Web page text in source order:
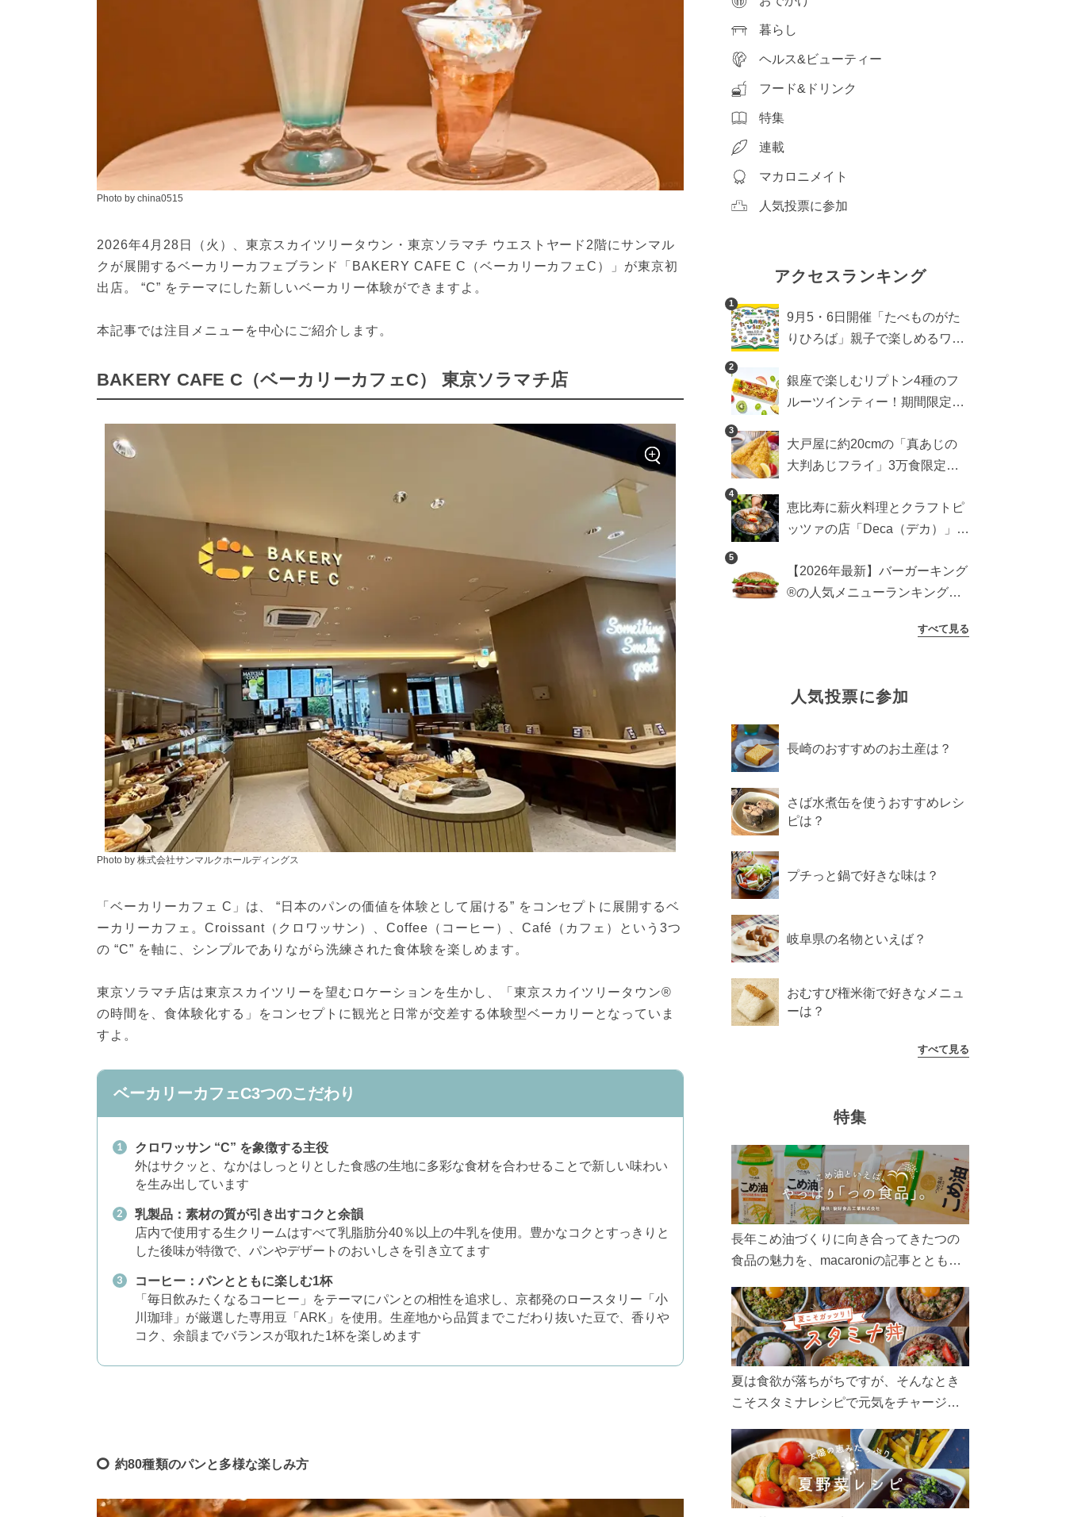
Photo by china0515
2026年4月28日（火）、東京スカイツリータウン・東京ソラマチ ウエストヤード2階にサンマル
クが展開するベーカリーカフェブランド「BAKERY CAFE C（ベーカリーカフェC）」が東京初
出店。 “C” をテーマにした新しいベーカリー体験ができますよ。
本記事では注目メニューを中心にご紹介します。
BAKERY CAFE C（ベーカリーカフェC） 東京ソラマチ店
Photo by 株式会社サンマルクホールディングス
「ベーカリーカフェ C」は、 “日本のパンの価値を体験として届ける” をコンセプトに展開するベ
ーカリーカフェ。Croissant（クロワッサン）、Coffee（コーヒー）、Café（カフェ）という3つ
の “C” を軸に、シンプルでありながら洗練された食体験を楽しめます。
東京ソラマチ店は東京スカイツリーを望むロケーションを生かし、「東京スカイツリータウン®
の時間を、食体験化する」をコンセプトに観光と日常が交差する体験型ベーカリーとなっていま
すよ。
ベーカリーカフェC3つのこだわり
クロワッサン “C” を象徴する主役
外はサクッと、なかはしっとりとした食感の生地に多彩な食材を合わせることで新しい味わい
を生み出しています
乳製品：素材の質が引き出すコクと余韻
店内で使用する生クリームはすべて乳脂肪分40％以上の牛乳を使用。豊かなコクとすっきりと
した後味が特徴で、パンやデザートのおいしさを引き立てます
コーヒー：パンとともに楽しむ1杯
「毎日飲みたくなるコーヒー」をテーマにパンとの相性を追求し、京都発のロースタリー「小
川珈琲」が厳選した専用豆「ARK」を使用。生産地から品質までこだわり抜いた豆で、香りや
コク、余韻までバランスが取れた1杯を楽しめます
約80種類のパンと多様な楽しみ方
暮らし
ヘルス&ビューティー
フード&ドリンク
特集
連載
マカロニメイト
人気投票に参加
アクセスランキング
1
9月5・6日開催「たべものがた
りひろば」親子で楽しめるワー
ーなどをご紹介
2
銀座で楽しむリプトン4種のフ
ルーツインティー！期間限定キ
3
大戸屋に約20cmの「真あじの
大判あじフライ」3万食限定で
メニュー
4
恵比寿に薪火料理とクラフトピ
ッツァの店「Deca（デカ）」が
ストラン
5
【2026年最新】バーガーキング
®の人気メニューランキング
すべて見る
人気投票に参加
長崎のおすすめのお土産は？
さば水煮缶を使うおすすめレシ
ピは？
プチっと鍋で好きな味は？
岐阜県の名物といえば？
おむすび権米衛で好きなメニュ
ーは？
すべて見る
特集
長年こめ油づくりに向き合ってきたつの
食品の魅力を、macaroniの記事とともに
ん、製造現場や品質へのこだわりまで。
こめ油をもっと好きになるコンテンツを
ぜひお楽しみください。
夏は食欲が落ちがちですが、そんなとき
こそスタミナレシピで元気をチャージ！
リ食べて、夏バテを吹き飛ばしましょ
う！